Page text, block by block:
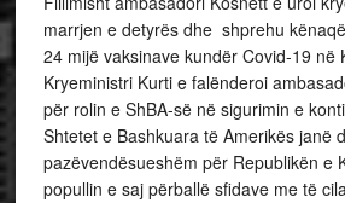
marrjen e detyrës dhe shprehu
24 mijë vaksinave kundër Covid-19 në
Kryeministri Kurti e falënderoi
për rolin e ShBA-së në sigurimin e
Shtetet e Bashkuara të Amerikës janë
pazëvendësueshëm për Republikën e
popullin e saj përballë sfidave me të